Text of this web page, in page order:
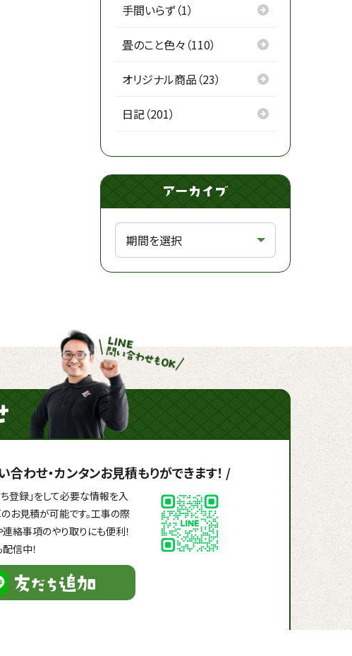
手間いらず（1）
畳のこと色々（110）
オリジナル商品（23）
日記（201）
合わせ・カンタンお見積もりができます！ /
登録」をして必要な情報を入
お見積が可能です。工事の際
絡事項のやり取りにも便利！
信中！